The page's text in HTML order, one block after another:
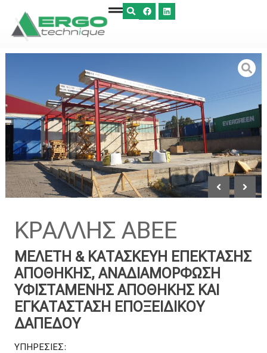
ΚΡΑΛΛΗΣ ΑΒΕΕ
ΜΕΛΕΤΗ & ΚΑΤΑΣΚΕΥΗ ΕΠΕΚΤΑΣΗΣ
ΑΠΟΘΗΚΗΣ, ΑΝΑΔΙΑΜΟΡΦΩΣΗ
ΥΦΙΣΤΑΜΕΝΗΣ ΑΠΟΘΗΚΗΣ ΚΑΙ
ΕΓΚΑΤΑΣΤΑΣΗ ΕΠΟΞΕΙΔΙΚΟΥ
ΔΑΠΕΔΟΥ
ΥΠΗΡΕΣΙΕΣ: